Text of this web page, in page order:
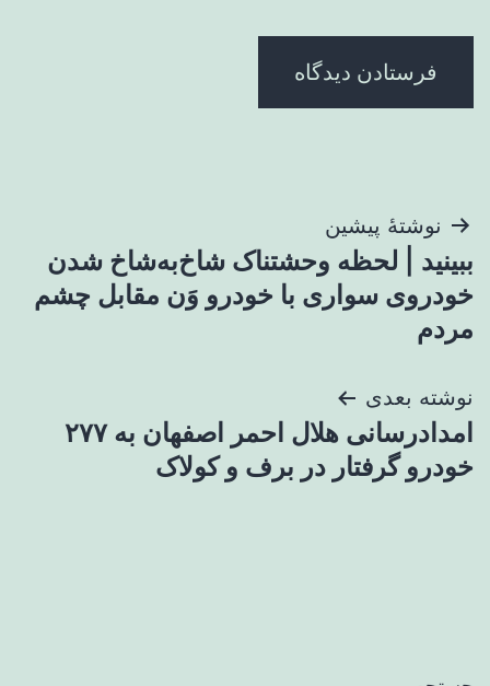
راهبری
نوشته
نوشتهٔ پیشین
ببینید | لحظه وحشتناک شاخ‌به‌شاخ شدن
خودروی سواری با خودرو وَن مقابل چشم
مردم
نوشته بعدی
امدادرسانی هلال احمر اصفهان به ۲۷۷
خودرو گرفتار در برف و کولاک